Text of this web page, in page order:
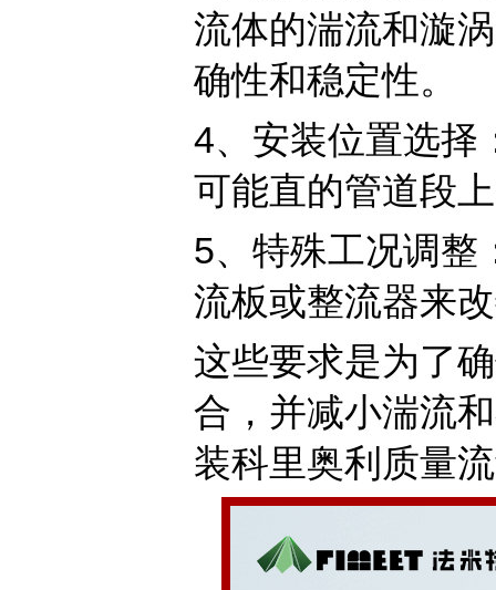
流体的湍流和漩
确性和稳定性。
4‌、安装位置选择‌
可能直的管道段
5‌、特殊工况调整‌
流板或整流器来
这些要求是为了
合，并减小湍流
装科里奥利质量